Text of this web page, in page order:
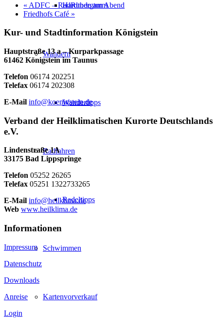
Hardtbergturm
Wandern
Wandertipps
Radfahren
Radeltipps
Schwimmen
Kartenvorverkauf
« ADFC – RadRunde am Abend
Friedhofs Café »
Kur- und Stadtinformation Königstein
Hauptstraße 13 a – Kurparkpassage
61462 Königstein im Taunus
Telefon 06174 202251
Telefax 06174 202308
E-Mail info@koenigstein.de
Verband der Heilklimatischen Kurorte Deutschlands
e.V.
Lindenstraße 1A
33175 Bad Lippspringe
Telefon 05252 26265
Telefax 05251 1322733265
E-Mail info@heilklima.de
Web www.heilklima.de
Informationen
Impressum
Datenschutz
Downloads
Anreise
Login